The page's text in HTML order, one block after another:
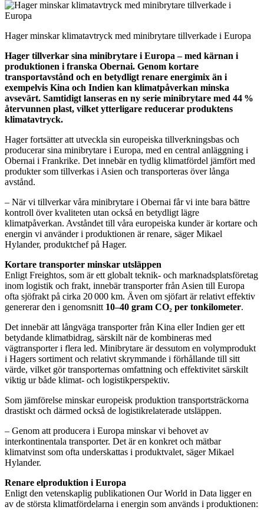
Hager minskar klimatavtryck med minibrytare tillverkade i Europa
Hager tillverkar sina minibrytare i Europa – med kärnan i
produktionen i franska Obernai. Genom kortare
transportavstånd och en betydligt renare energimix än i
exempelvis Kina och Indien kan klimatpåverkan minska
avsevärt. Samtidigt lanseras en ny serie minibrytare med 44 %
återvunnen plast, vilket ytterligare reducerar produktens
klimatavtryck.
Hager fortsätter att utveckla sin europeiska tillverkningsbas och
producerar sina minibrytare i Europa, med en central anläggning i
Obernai i Frankrike. Det innebär en tydlig klimatfördel jämfört med
produkter som tillverkas i Asien och transporteras över långa
avstånd.
– När vi tillverkar våra minibrytare i Obernai får vi inte bara bättre
kontroll över kvaliteten utan också en betydligt lägre
klimatpåverkan. Avståndet till våra europeiska kunder är kortare och
energin vi använder i produktionen är renare, säger Mikael
Hylander, produktchef på Hager.
Kortare transporter minskar utsläppen
Enligt Freightos, som är ett globalt teknik- och marknadsplatsföretag
inom logistik och frakt, innebär transporter från Asien till Europa
ofta sjöfrakt på cirka 20 000 km. Även om sjöfart är relativt effektiv
genererar den i genomsnitt 10–40 gram CO₂ per tonkilometer.
Det innebär att långväga transporter från Kina eller Indien ger ett
betydande klimatbidrag, särskilt när de kombineras med
vägtransporter i flera led. Minibrytare är dessutom en volymprodukt
i Hagers sortiment och relativt skrymmande i förhållande till sitt
värde, vilket gör transporternas omfattning och effektivitet särskilt
viktig ur både klimat- och logistikperspektiv.
Som jämförelse minskar europeisk produktion transportsträckorna
drastiskt och därmed också de logistikrelaterade utsläppen.
– Genom att producera i Europa minskar vi behovet av
interkontinentala transporter. Det är en konkret och mätbar
klimatvinst som ofta underskattas i produktvalet, säger Mikael
Hylander.
Renare elproduktion i Europa
Enligt den vetenskaplig publikationen Our World in Data ligger en
av de största klimatfördelarna i energin som används i produktionen: